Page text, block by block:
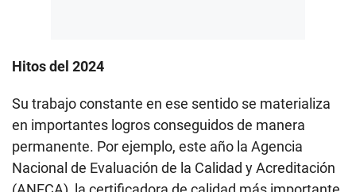
Hitos del 2024
Su trabajo constante en ese sentido se materializa
en importantes logros conseguidos de manera
permanente. Por ejemplo, este año la Agencia
Nacional de Evaluación de la Calidad y Acreditación